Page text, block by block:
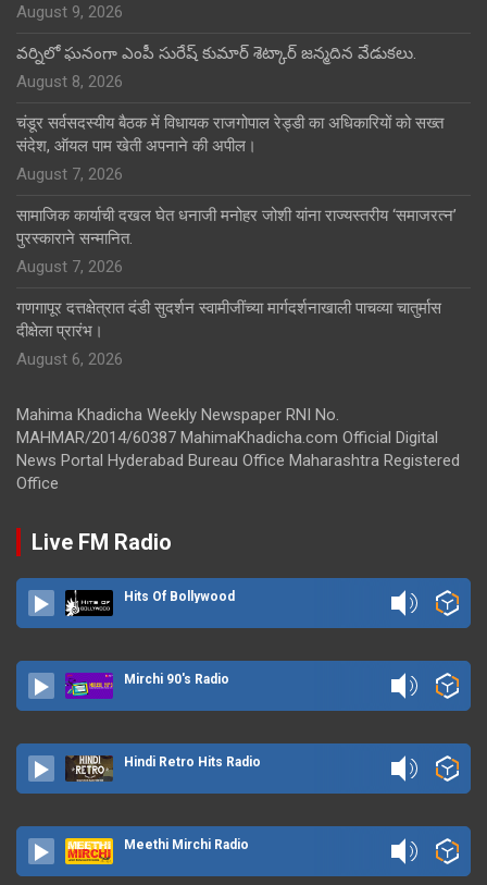
August 9, 2026
వర్నిలో ఘనంగా ఎంపీ సురేష్ కుమార్ శెట్కార్ జన్మదిన వేడుకలు.
August 8, 2026
चंडूर सर्वसदस्यीय बैठक में विधायक राजगोपाल रेड्डी का अधिकारियों को सख्त
संदेश, ऑयल पाम खेती अपनाने की अपील।
August 7, 2026
सामाजिक कार्याची दखल घेत धनाजी मनोहर जोशी यांना राज्यस्तरीय ‘समाजरत्न’
पुरस्काराने सन्मानित.
August 7, 2026
गणगापूर दत्तक्षेत्रात दंडी सुदर्शन स्वामीजींच्या मार्गदर्शनाखाली पाचव्या चातुर्मास
दीक्षेला प्रारंभ।
August 6, 2026
Mahima Khadicha Weekly Newspaper RNI No.
MAHMAR/2014/60387 MahimaKhadicha.com Official Digital
News Portal Hyderabad Bureau Office Maharashtra Registered
Office
Live FM Radio
Hits Of Bollywood
Mirchi 90's Radio
Hindi Retro Hits Radio
Meethi Mirchi Radio